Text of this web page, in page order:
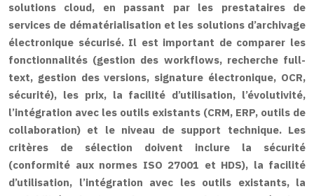
solutions cloud, en passant par les prestataires de
services de dématérialisation et les solutions d’archivage
électronique sécurisé. Il est important de comparer les
fonctionnalités (gestion des workflows, recherche full-
text, gestion des versions, signature électronique, OCR,
sécurité), les prix, la facilité d’utilisation, l’évolutivité,
l’intégration avec les outils existants (CRM, ERP, outils de
collaboration) et le niveau de support technique. Les
critères de sélection doivent inclure la sécurité
(conformité aux normes ISO 27001 et HDS), la facilité
d’utilisation, l’intégration avec les outils existants, la